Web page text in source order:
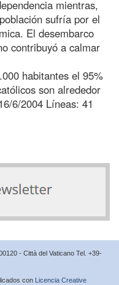
mientras,
sufría por el
El desembarco
contribuyó a calmar
habitantes el 95%
son alrededor
6/2004 Líneas: 41
- Città del Vaticano Tel. +39-
con Licencia Creative